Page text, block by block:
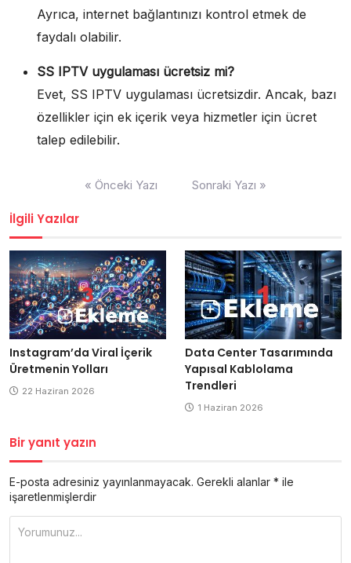
Ayrıca, internet bağlantınızı kontrol etmek de
faydalı olabilir.
SS IPTV uygulaması ücretsiz mi?
Evet, SS IPTV uygulaması ücretsizdir. Ancak, bazı
özellikler için ek içerik veya hizmetler için ücret
talep edilebilir.
« Önceki Yazı Sonraki Yazı »
İlgili Yazılar
Instagram’da Viral İçerik
Üretmenin Yolları
22 Haziran 2026
Data Center Tasarımında
Yapısal Kablolama
Trendleri
1 Haziran 2026
Bir yanıt yazın
E-posta adresiniz yayınlanmayacak. Gerekli alanlar * ile
işaretlenmişlerdir